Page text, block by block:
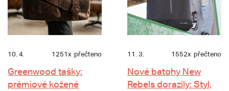
10. 4. 1251x přečteno
Greenwood tašky:
prémiové kožené
11. 3. 1552x přečteno
Nové batohy New
Rebels dorazily: Styl,